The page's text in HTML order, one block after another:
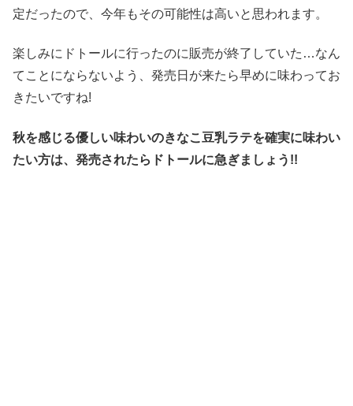
定だったので、今年もその可能性は高いと思われます。
楽しみにドトールに行ったのに販売が終了していた…なん
てことにならないよう、発売日が来たら早めに味わってお
きたいですね!
秋を感じる優しい味わいのきなこ豆乳ラテを確実に味わい
たい方は、発売されたらドトールに急ぎましょう!!